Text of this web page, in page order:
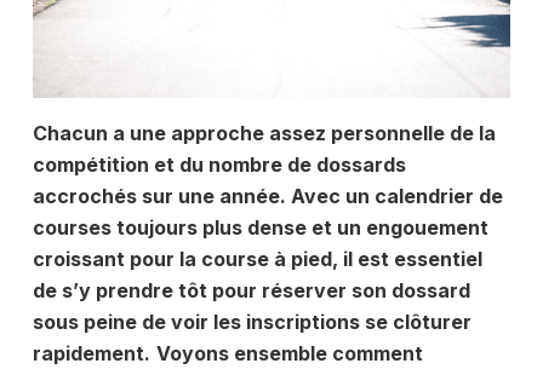
Chacun a une approche assez personnelle de la
compétition et du nombre de dossards
accrochés sur une année. Avec un calendrier de
courses toujours plus dense et un engouement
croissant pour la course à pied, il est essentiel
de s’y prendre tôt pour réserver son dossard
sous peine de voir les inscriptions se clôturer
rapidement. Voyons ensemble comment